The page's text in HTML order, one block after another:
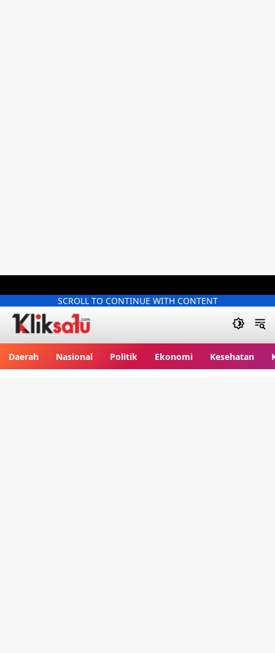
SCROLL TO CONTINUE WITH CONTENT
Daerah Nasional Politik Ekonomi Kesehatan